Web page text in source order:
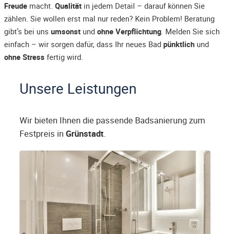
Freude macht. Qualität in jedem Detail – darauf können Sie
zählen. Sie wollen erst mal nur reden? Kein Problem! Beratung
gibt’s bei uns umsonst und ohne Verpflichtung. Melden Sie sich
einfach – wir sorgen dafür, dass Ihr neues Bad pünktlich und
ohne Stress fertig wird.
Unsere Leistungen
Wir bieten Ihnen die passende Badsanierung zum
Festpreis in Grünstadt.